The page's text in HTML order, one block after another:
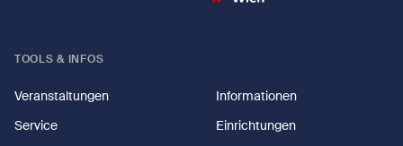
TOOLS & INFOS
Veranstaltungen
Informationen
Service
Einrichtungen